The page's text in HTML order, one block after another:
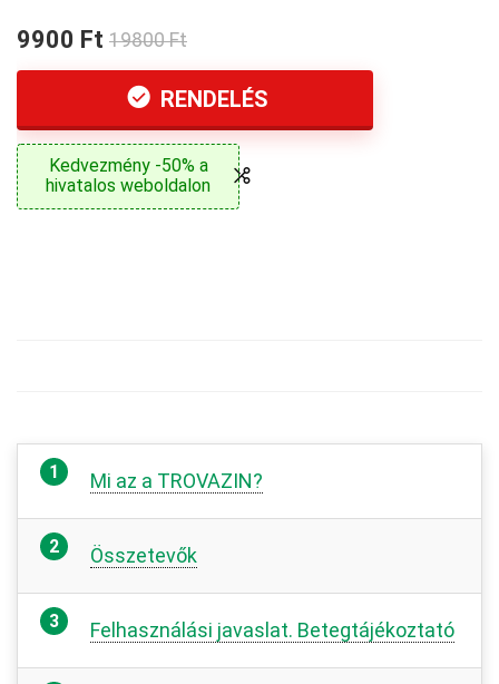
9900 Ft 19800 Ft
RENDELÉS
Kedvezmény -50% a
hivatalos weboldalon
Mi az a TROVAZIN?
Összetevők
Felhasználási javaslat. Betegtájékoztató